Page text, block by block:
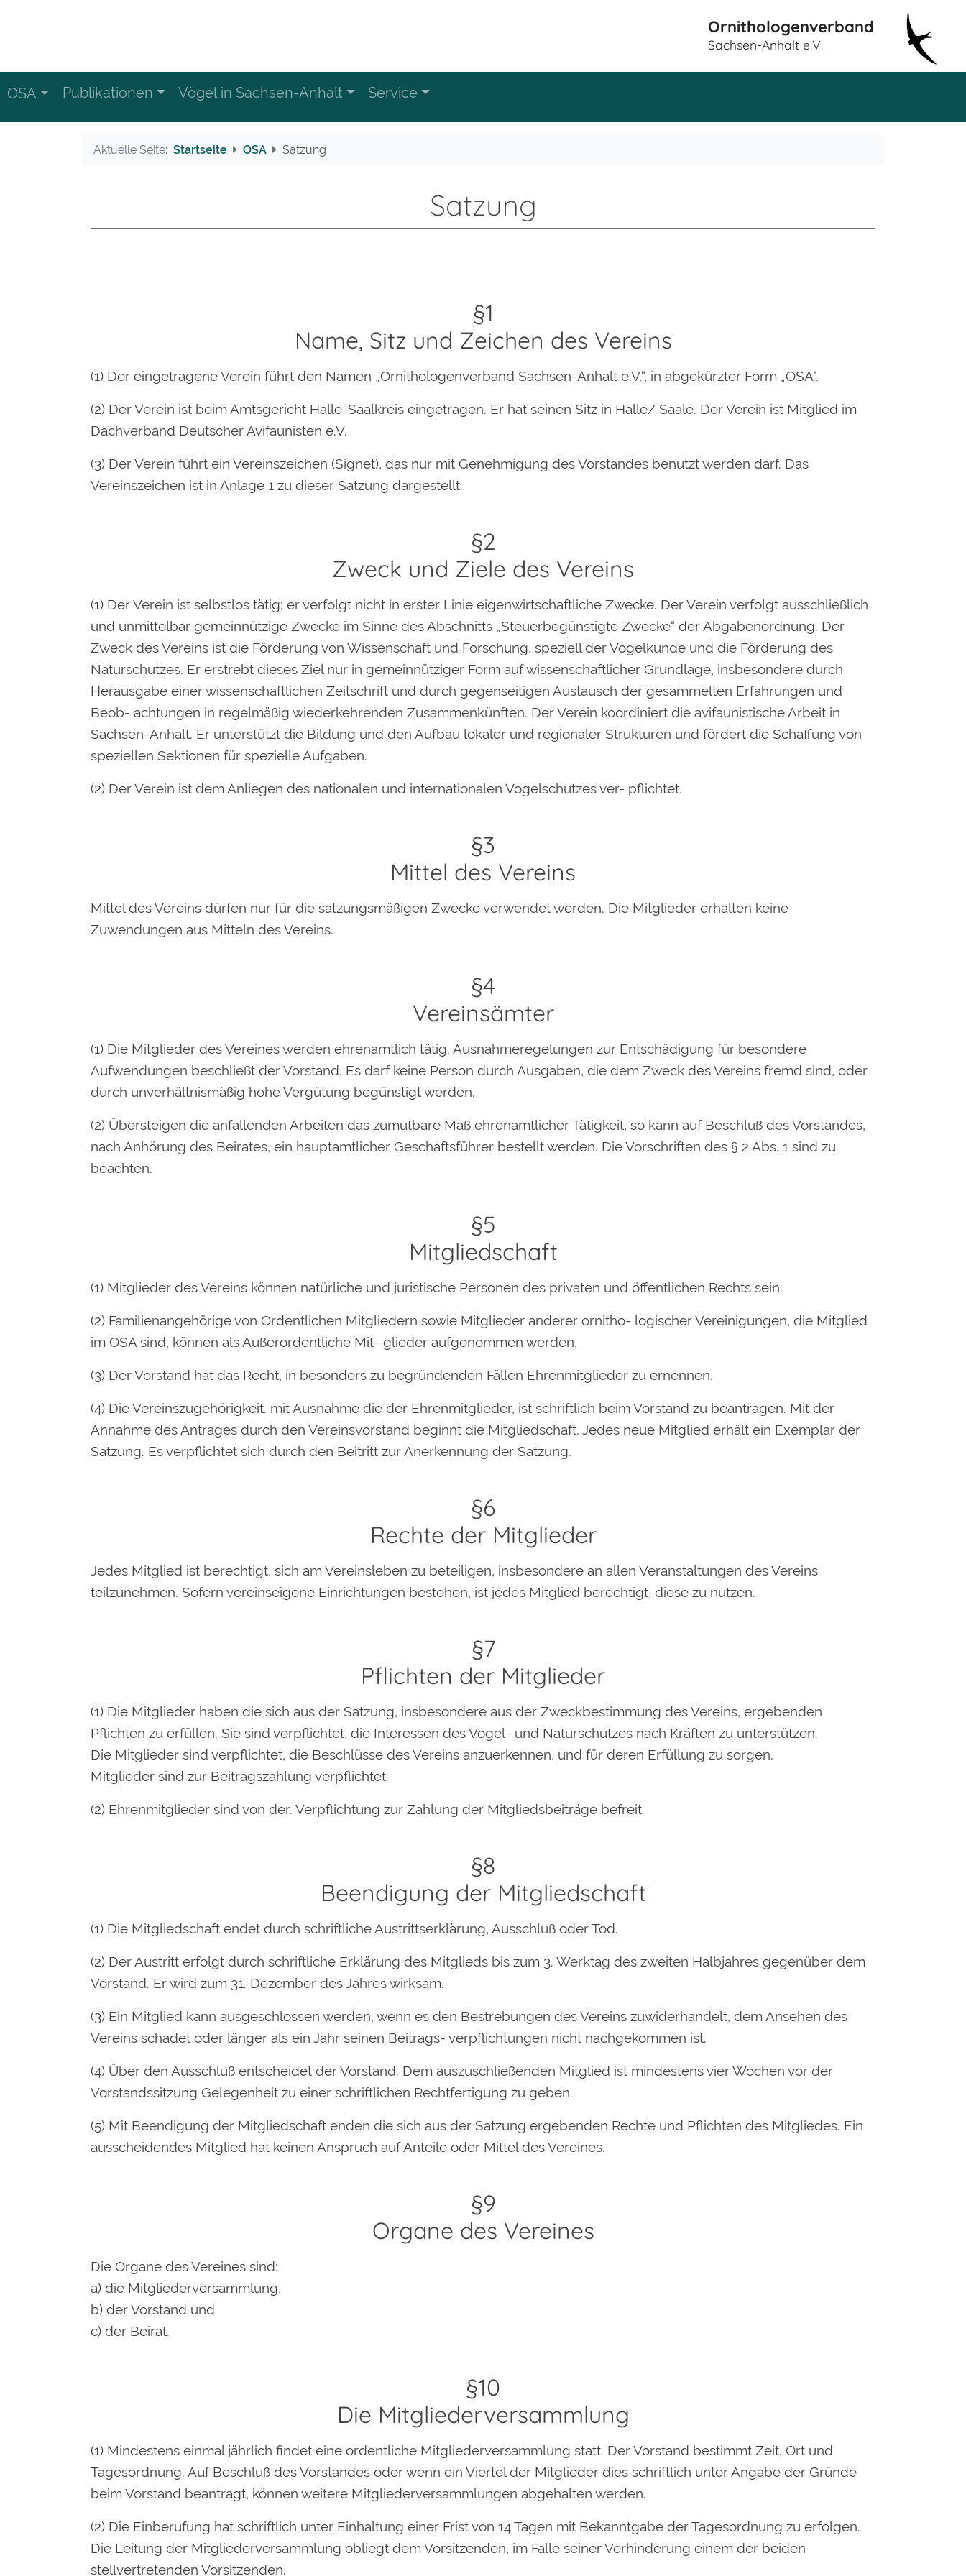
Ornithologenverband
Sachsen-Anhalt e.V.
OSA Publikationen Vögel in Sachsen-Anhalt Service
Aktuelle Seite: Startseite OSA Satzung
Satzung
§1
Name, Sitz und Zeichen des Vereins
(1) Der eingetragene Verein führt den Namen „Ornithologenverband Sachsen-Anhalt e.V.“, in abgekürzter Form „OSA“.
(2) Der Verein ist beim Amtsgericht Halle-Saalkreis eingetragen. Er hat seinen Sitz in Halle/ Saale. Der Verein ist Mitglied im
Dachverband Deutscher Avifaunisten e.V.
(3) Der Verein führt ein Vereinszeichen (Signet), das nur mit Genehmigung des Vorstandes benutzt werden darf. Das
Vereinszeichen ist in Anlage 1 zu dieser Satzung dargestellt.
§2
Zweck und Ziele des Vereins
(1) Der Verein ist selbstlos tätig; er verfolgt nicht in erster Linie eigenwirtschaftliche Zwecke. Der Verein verfolgt ausschließlich
und unmittelbar gemeinnützige Zwecke im Sinne des Abschnitts „Steuerbegünstigte Zwecke“ der Abgabenordnung. Der
Zweck des Vereins ist die Förderung von Wissenschaft und Forschung, speziell der Vogelkunde und die Förderung des
Naturschutzes. Er erstrebt dieses Ziel nur in gemeinnütziger Form auf wissenschaftlicher Grundlage, insbesondere durch
Herausgabe einer wissenschaftlichen Zeitschrift und durch gegenseitigen Austausch der gesammelten Erfahrungen und
Beob- achtungen in regelmäßig wiederkehrenden Zusammenkünften. Der Verein koordiniert die avifaunistische Arbeit in
Sachsen-Anhalt. Er unterstützt die Bildung und den Aufbau lokaler und regionaler Strukturen und fördert die Schaffung von
speziellen Sektionen für spezielle Aufgaben.
(2) Der Verein ist dem Anliegen des nationalen und internationalen Vogelschutzes ver- pflichtet.
§3
Mittel des Vereins
Mittel des Vereins dürfen nur für die satzungsmäßigen Zwecke verwendet werden. Die Mitglieder erhalten keine
Zuwendungen aus Mitteln des Vereins.
§4
Vereinsämter
(1) Die Mitglieder des Vereines werden ehrenamtlich tätig. Ausnahmeregelungen zur Entschädigung für besondere
Aufwendungen beschließt der Vorstand. Es darf keine Person durch Ausgaben, die dem Zweck des Vereins fremd sind, oder
durch unverhältnismäßig hohe Vergütung begünstigt werden.
(2) Übersteigen die anfallenden Arbeiten das zumutbare Maß ehrenamtlicher Tätigkeit, so kann auf Beschluß des Vorstandes,
nach Anhörung des Beirates, ein hauptamtlicher Geschäftsführer bestellt werden. Die Vorschriften des § 2 Abs. 1 sind zu
beachten.
§5
Mitgliedschaft
(1) Mitglieder des Vereins können natürliche und juristische Personen des privaten und öffentlichen Rechts sein.
(2) Familienangehörige von Ordentlichen Mitgliedern sowie Mitglieder anderer ornitho- logischer Vereinigungen, die Mitglied
im OSA sind, können als Außerordentliche Mit- glieder aufgenommen werden.
(3) Der Vorstand hat das Recht, in besonders zu begründenden Fällen Ehrenmitglieder zu ernennen.
(4) Die Vereinszugehörigkeit. mit Ausnahme die der Ehrenmitglieder, ist schriftlich beim Vorstand zu beantragen. Mit der
Annahme des Antrages durch den Vereinsvorstand beginnt die Mitgliedschaft. Jedes neue Mitglied erhält ein Exemplar der
Satzung. Es verpflichtet sich durch den Beitritt zur Anerkennung der Satzung.
§6
Rechte der Mitglieder
Jedes Mitglied ist berechtigt, sich am Vereinsleben zu beteiligen, insbesondere an allen Veranstaltungen des Vereins
teilzunehmen. Sofern vereinseigene Einrichtungen bestehen, ist jedes Mitglied berechtigt, diese zu nutzen.
§7
Pflichten der Mitglieder
(1) Die Mitglieder haben die sich aus der Satzung, insbesondere aus der Zweckbestimmung des Vereins, ergebenden
Pflichten zu erfüllen. Sie sind verpflichtet, die Interessen des Vogel- und Naturschutzes nach Kräften zu unterstützen.
Die Mitglieder sind verpflichtet, die Beschlüsse des Vereins anzuerkennen, und für deren Erfüllung zu sorgen.
Mitglieder sind zur Beitragszahlung verpflichtet.
(2) Ehrenmitglieder sind von der. Verpflichtung zur Zahlung der Mitgliedsbeiträge befreit.
§8
Beendigung der Mitgliedschaft
(1) Die Mitgliedschaft endet durch schriftliche Austrittserklärung, Ausschluß oder Tod.
(2) Der Austritt erfolgt durch schriftliche Erklärung des Mitglieds bis zum 3. Werktag des zweiten Halbjahres gegenüber dem
Vorstand. Er wird zum 31. Dezember des Jahres wirksam.
(3) Ein Mitglied kann ausgeschlossen werden, wenn es den Bestrebungen des Vereins zuwiderhandelt, dem Ansehen des
Vereins schadet oder länger als ein Jahr seinen Beitrags- verpflichtungen nicht nachgekommen ist.
(4) Über den Ausschluß entscheidet der Vorstand. Dem auszuschließenden Mitglied ist mindestens vier Wochen vor der
Vorstandssitzung Gelegenheit zu einer schriftlichen Rechtfertigung zu geben.
(5) Mit Beendigung der Mitgliedschaft enden die sich aus der Satzung ergebenden Rechte und Pflichten des Mitgliedes. Ein
ausscheidendes Mitglied hat keinen Anspruch auf Anteile oder Mittel des Vereines.
§9
Organe des Vereines
Die Organe des Vereines sind:
a) die Mitgliederversammlung,
b) der Vorstand und
c) der Beirat.
§10
Die Mitgliederversammlung
(1) Mindestens einmal jährlich findet eine ordentliche Mitgliederversammlung statt. Der Vorstand bestimmt Zeit, Ort und
Tagesordnung. Auf Beschluß des Vorstandes oder wenn ein Viertel der Mitglieder dies schriftlich unter Angabe der Gründe
beim Vorstand beantragt, können weitere Mitgliederversammlungen abgehalten werden.
(2) Die Einberufung hat schriftlich unter Einhaltung einer Frist von 14 Tagen mit Bekanntgabe der Tagesordnung zu erfolgen.
Die Leitung der Mitgliederversammlung obliegt dem Vorsitzenden, im Falle seiner Verhinderung einem der beiden
stellvertretenden Vorsitzenden.